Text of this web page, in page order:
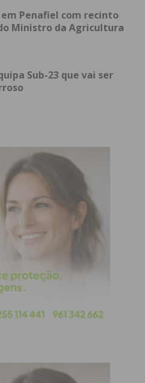
“Este foi um
as famílias e para as
forma a impulsionar a
é na sua essência, uma
refere a organização.
newsletter do
por e-mail e
a informação
em Penafiel com recinto
Ministro da Agricultura
Sub-23 que vai ser